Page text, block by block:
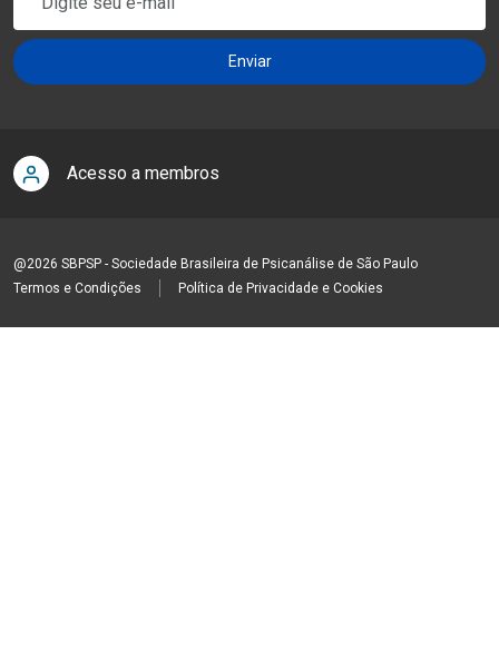
Acesso a membros
@2026 SBPSP - Sociedade Brasileira de Psicanálise de São Paulo
Termos e Condições
Política de Privacidade e Cookies